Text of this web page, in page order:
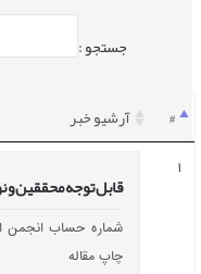
جستجو :
#
آرشیو خبر
قابل توجه محققین و
شماره حساب انجمن
چاپ مقاله